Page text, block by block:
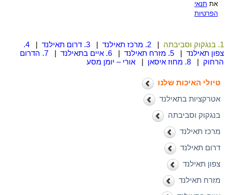
את תנאי
הפרטיות
1. בנגקוק וסביבתה | 2. מרכז תאילנד | 3. דרום תאילנד |
4.
צפון תאילנד | 5. מזרח תאילנד | 6. איים בתאילנד |
7. הדרום
הרחוק | 8. מחוז איסאן | אורי – יומן מסע
טיולי האיכות שלנו
אטרקציות בתאילנד
בנגקוק וסביבתה
מרכז תאילנד
דרום תאילנד
צפון תאילנד
מזרח תאילנד